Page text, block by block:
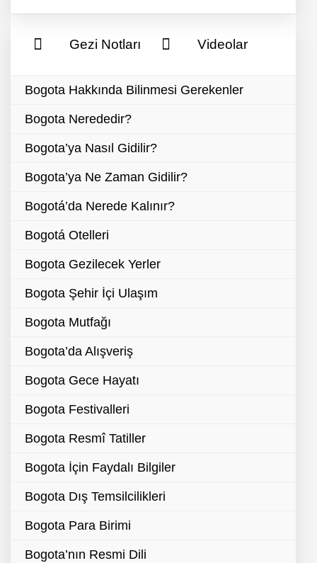
Gezi Notları Videolar
Bogota Hakkında Bilinmesi Gerekenler
Bogota Nerededir?
Bogota’ya Nasıl Gidilir?
Bogota’ya Ne Zaman Gidilir?
Bogotá’da Nerede Kalınır?
Bogotá Otelleri
Bogota Gezilecek Yerler
Bogota Şehir İçi Ulaşım
Bogota Mutfağı
Bogota’da Alışveriş
Bogota Gece Hayatı
Bogota Festivalleri
Bogota Resmî Tatiller
Bogota İçin Faydalı Bilgiler
Bogota Dış Temsilcilikleri
Bogota Para Birimi
Bogota’nın Resmi Dili